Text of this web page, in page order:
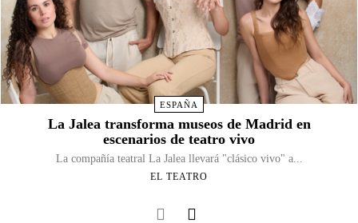
ESPAÑA
La Jalea transforma museos de Madrid en
escenarios de teatro vivo
La compañía teatral La Jalea llevará "clásico vivo" a...
EL TEATRO